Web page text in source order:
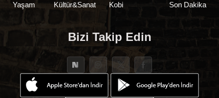
Yaşam
Kültür&Sanat
Kobi
Son Dakika
Bizi Takip Edin